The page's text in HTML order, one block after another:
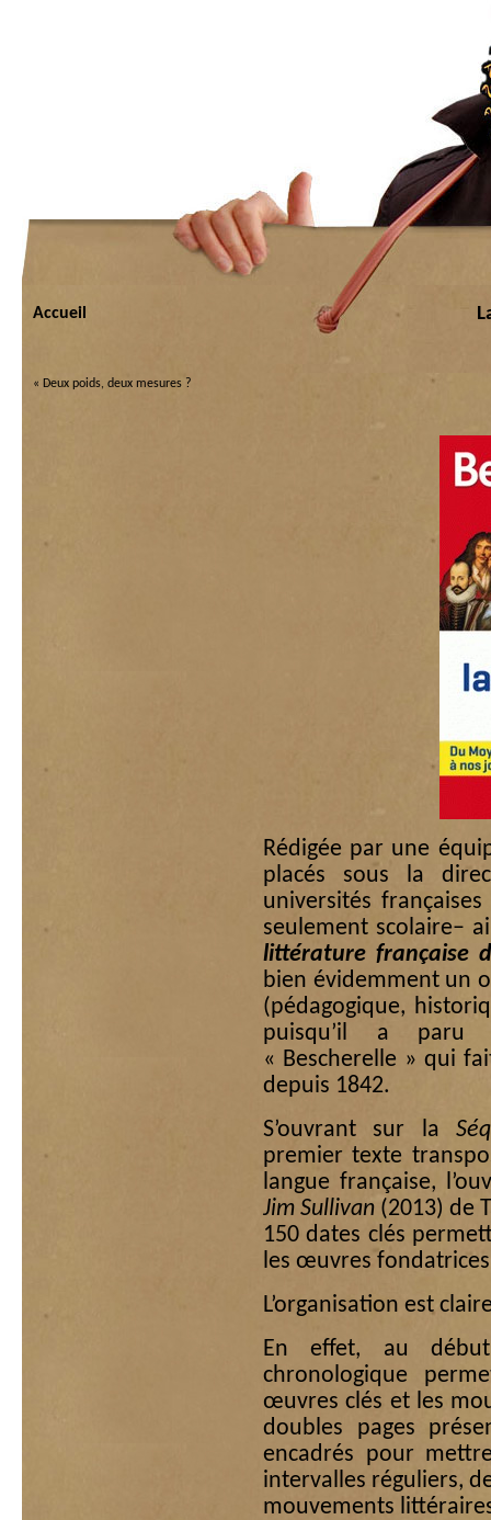
Accueil
« Deux poids, deux mesures ?
Rédigée par une
placés sous la
universités
seulement scolaire–
littérature française
bien évidemment un
(pédagogique,
puisqu’il a paru
« Bescherelle » qui
depuis 1842.
S’ouvrant sur la
premier texte
langue française,
Jim Sullivan (2013) de
150 dates clés
les œuvres
L’organisation est
En effet, au
chronologique
œuvres clés et les
doubles pages
encadrés pour
intervalles réguliers,
mouvements